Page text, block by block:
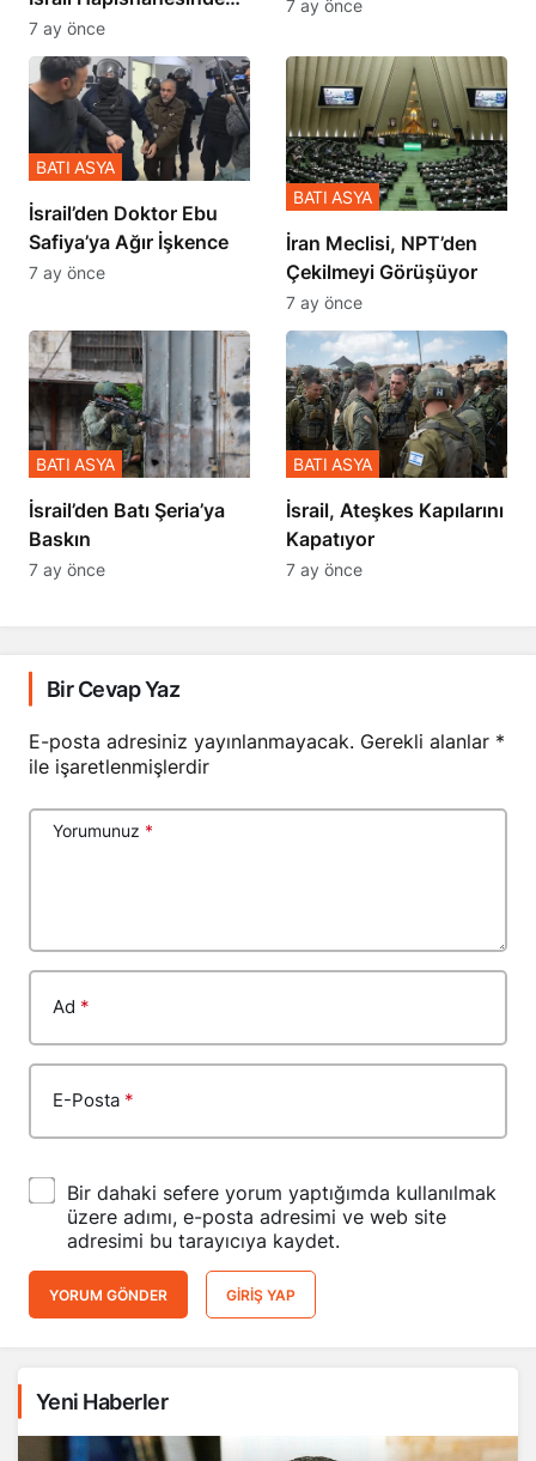
Zulmü Anlattı
7 ay önce
7 ay önce
İsrail’den Doktor Ebu
Safiya’ya Ağır İşkence
BATI ASYA
7 ay önce
İran Meclisi, NPT’den
Çekilmeyi Görüşüyor
BATI ASYA
7 ay önce
​​​​​​​İsrail’den Batı Şeria’ya
Baskın
BATI ASYA
7 ay önce
İsrail, Ateşkes Kapılarını
Kapatıyor
BATI ASYA
7 ay önce
Bir Cevap Yaz
E-posta adresiniz yayınlanmayacak. Gerekli alanlar *
ile işaretlenmişlerdir
Yorumunuz *
Ad *
E-Posta *
Bir dahaki sefere yorum yaptığımda kullanılmak
üzere adımı, e-posta adresimi ve web site
adresimi bu tarayıcıya kaydet.
YORUM GÖNDER GIRIŞ YAP
Yeni Haberler